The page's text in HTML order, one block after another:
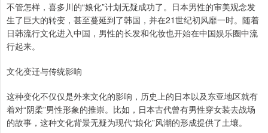
不管怎样，喜多川的“娘化”计划无疑成功了。日本男性的审美观念发
生了巨大的转变，甚至蔓延到了韩国，并在21世纪初风靡一时。随着
日韩流行文化进入中国，男性的长发和化妆也开始在中国娱乐圈中流
行起来。
文化变迁与传统影响
这种变化不仅仅是外来文化的影响，历史上的日本以及东亚地区就有
着对“阴柔”男性形象的推崇。比如，日本古代曾有男性穿女装去战场
的故事，这种文化背景无疑为现代“娘化”风潮的形成提供了土壤。